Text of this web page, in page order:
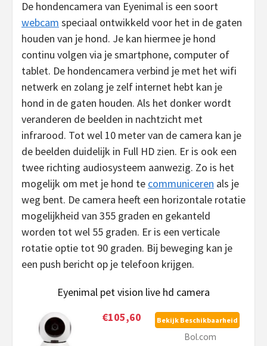
De hondencamera van Eyenimal is een soort
webcam speciaal ontwikkeld voor het in de gaten
houden van je hond. Je kan hiermee je hond
continu volgen via je smartphone, computer of
tablet. De hondencamera verbind je met het wifi
netwerk en zolang je zelf internet hebt kan je
hond in de gaten houden. Als het donker wordt
veranderen de beelden in nachtzicht met
infrarood. Tot wel 10 meter van de camera kan je
de beelden duidelijk in Full HD zien. Er is ook een
twee richting audiosysteem aanwezig. Zo is het
mogelijk om met je hond te communiceren als je
weg bent. De camera heeft een horizontale rotatie
mogelijkheid van 355 graden en gekanteld
worden tot wel 55 graden. Er is een verticale
rotatie optie tot 90 graden. Bij beweging kan je
een push bericht op je telefoon krijgen.
Eyenimal pet vision live hd camera
€105,60
Bekijk Beschikbaarheid
Bol.com